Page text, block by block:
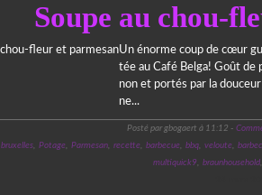
Soupe au chou-
Un énorme coup de cœur
tée au Café Belga! Goût de
non et portés par la
ne...
Posté par gbogaert à 11:12 -
bruxelles, Potage, Parmesan, recette, barbecue, bbq, veloute,
multiquick9, braunhousehold,